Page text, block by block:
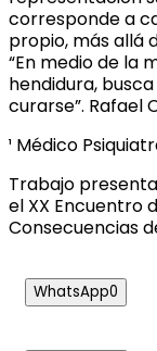
corresponde a
propio, más allá
“En medio de la
hendidura,
curarse”. Rafael
¹ Médico
Trabajo
el XX Encuentro
Consecuencias
WhatsApp0